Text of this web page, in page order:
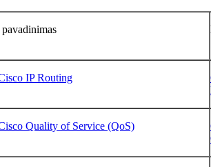
IP Routing
Quality of Service (QoS)